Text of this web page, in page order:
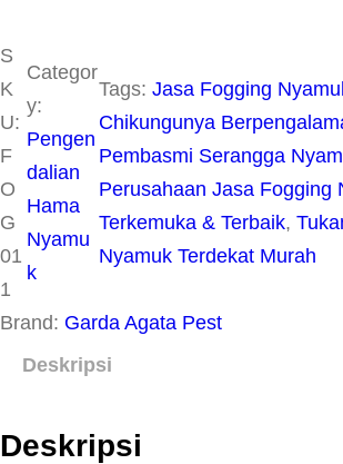
S
K
U:
F
O
G
01
1
Categor
y:
Pengen
dalian
Hama
Nyamu
k
Tags:Jasa Fogging
Chikungunya
Pembasmi Serangga
Perusahaan Jasa Fogging
Terkemuka & Terbaik,
Nyamuk Terdekat Murah
Brand: Garda Agata Pest
Deskripsi
Deskripsi